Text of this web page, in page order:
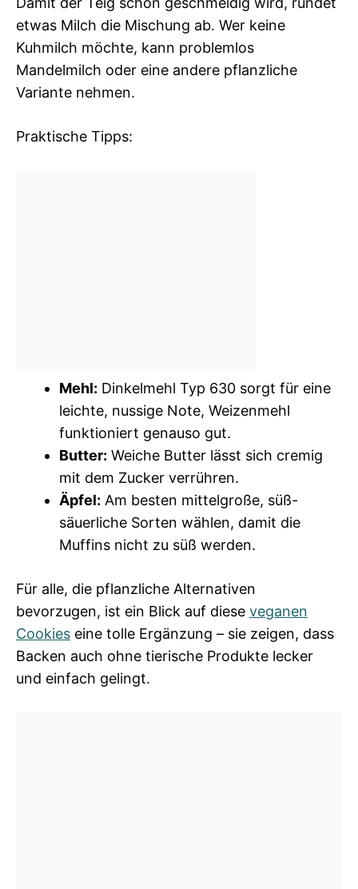
etwas Milch die Mischung ab. Wer keine
Kuhmilch möchte, kann problemlos
Mandelmilch oder eine andere pflanzliche
Variante nehmen.
Praktische Tipps:
Mehl: Dinkelmehl Typ 630 sorgt für eine
leichte, nussige Note, Weizenmehl
funktioniert genauso gut.
Butter: Weiche Butter lässt sich cremig
mit dem Zucker verrühren.
Äpfel: Am besten mittelgroße, süß-
säuerliche Sorten wählen, damit die
Muffins nicht zu süß werden.
Für alle, die pflanzliche Alternativen
bevorzugen, ist ein Blick auf diese veganen
Cookies eine tolle Ergänzung – sie zeigen, dass
Backen auch ohne tierische Produkte lecker
und einfach gelingt.